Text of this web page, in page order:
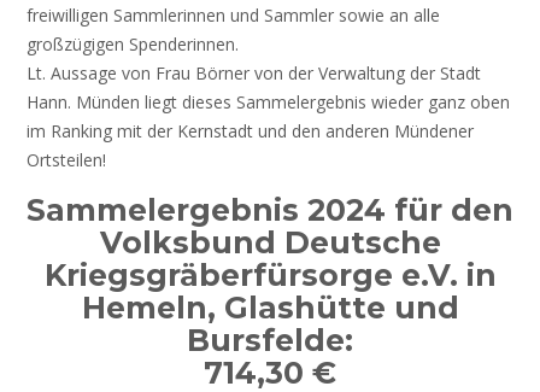
freiwilligen Sammlerinnen und Sammler sowie an alle
großzügigen Spenderinnen.
Lt. Aussage von Frau Börner von der Verwaltung der Stadt
Hann. Münden liegt dieses Sammelergebnis wieder ganz oben
im Ranking mit der Kernstadt und den anderen Mündener
Ortsteilen!
Sammelergebnis 2024 für den
Volksbund Deutsche
Kriegsgräberfürsorge e.V. in
Hemeln, Glashütte und
Bursfelde:
714,30 €